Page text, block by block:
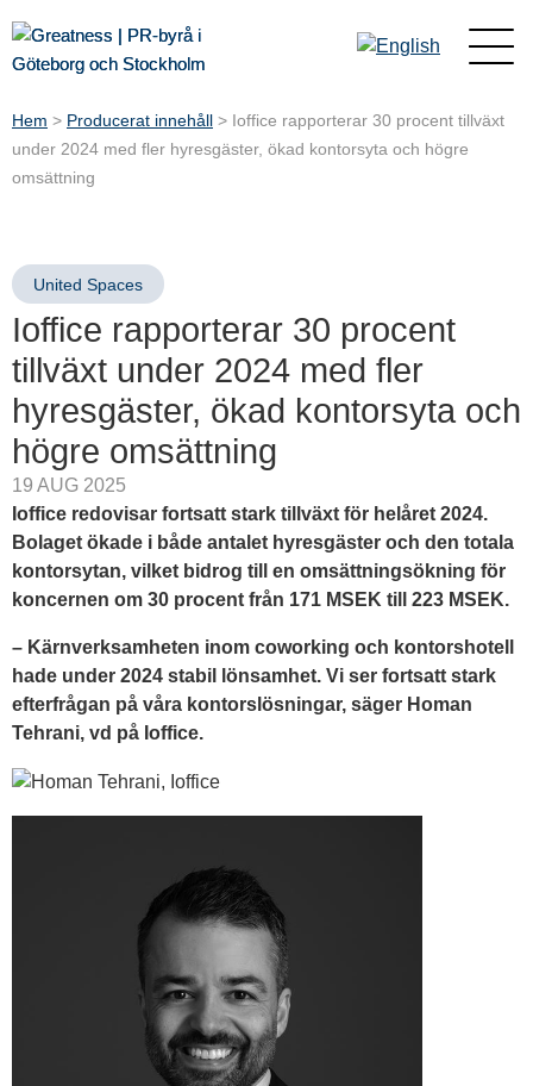
Hem > Producerat innehåll > Ioffice rapporterar 30 procent tillväxt
under 2024 med fler hyresgäster, ökad kontorsyta och högre
omsättning
United Spaces
Ioffice rapporterar 30 procent
tillväxt under 2024 med fler
hyresgäster, ökad kontorsyta och
högre omsättning
19 AUG 2025
Ioffice redovisar fortsatt stark tillväxt för helåret 2024.
Bolaget ökade i både antalet hyresgäster och den totala
kontorsytan, vilket bidrog till en omsättningsökning för
koncernen om 30 procent från 171 MSEK till 223 MSEK.
– Kärnverksamheten inom coworking och kontorshotell
hade under 2024 stabil lönsamhet. Vi ser fortsatt stark
efterfrågan på våra kontorslösningar, säger Homan
Tehrani, vd på Ioffice.